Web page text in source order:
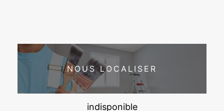
NOUS LOCALISER
indisponible